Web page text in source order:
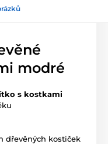
modré
s kostkami
dřevěných kostiček